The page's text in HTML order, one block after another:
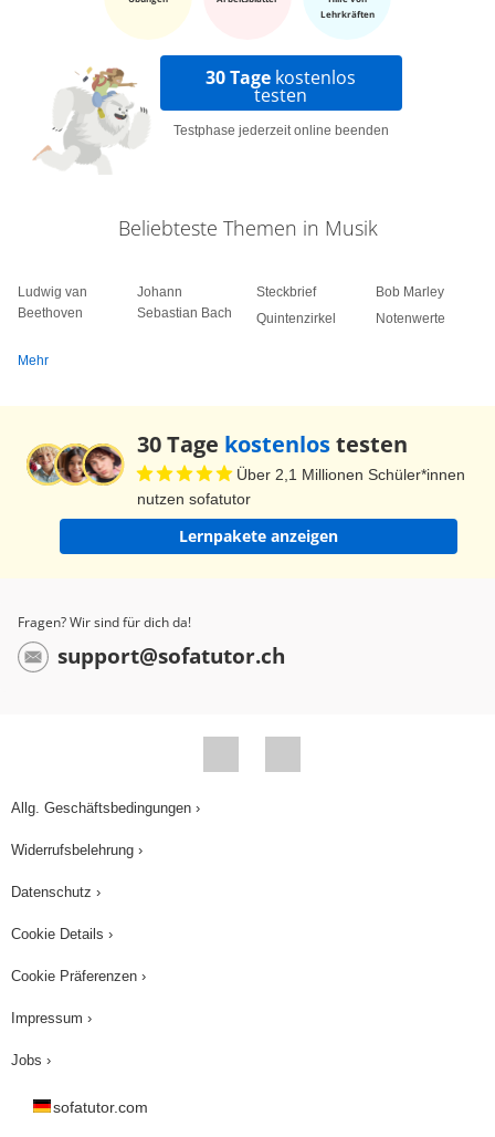
Lehrkräften
30 Tage kostenlos
testen
Testphase jederzeit online beenden
Beliebteste Themen in Musik
Ludwig van
Beethoven
Johann
Sebastian Bach
Steckbrief
Quintenzirkel
Bob Marley
Notenwerte
Mehr
30 Tage kostenlostesten
Über 2,1 Millionen Schüler*innen
nutzen sofatutor
Lernpakete anzeigen
Fragen? Wir sind für dich da!
support@sofatutor.ch
Allg. Geschäftsbedingungen ›
Widerrufsbelehrung ›
Datenschutz ›
Cookie Details ›
Cookie Präferenzen ›
Impressum ›
Jobs ›
sofatutor.com